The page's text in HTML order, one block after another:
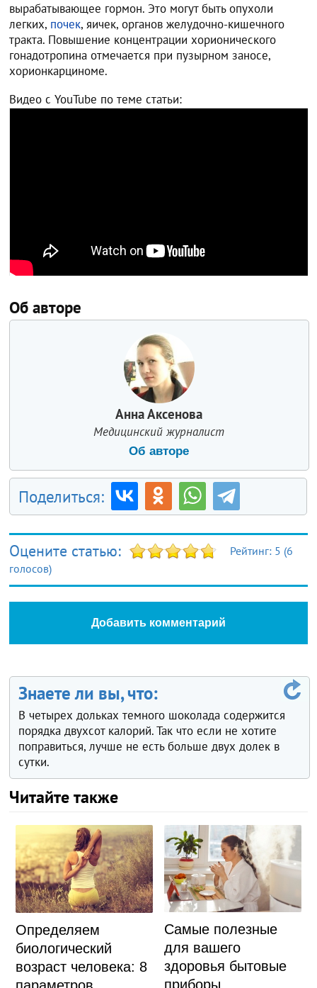
вырабатывающее гормон. Это могут быть опухоли
легких, почек, яичек, органов желудочно-кишечного
тракта. Повышение концентрации хорионического
гонадотропина отмечается при пузырном заносе,
хорионкарциноме.
Видео с YouTube по теме статьи:
Об авторе
Анна Аксенова
Медицинский журналист
Об авторе
Поделиться:
Оцените статью: Рейтинг: 5 (6
голосов)
Добавить комментарий
Знаете ли вы, что:
В четырех дольках темного шоколада содержится
порядка двухсот калорий. Так что если не хотите
поправиться, лучше не есть больше двух долек в
сутки.
Читайте также
Определяем
биологический
возраст человека: 8
Самые полезные
для вашего
здоровья бытовые
приборы